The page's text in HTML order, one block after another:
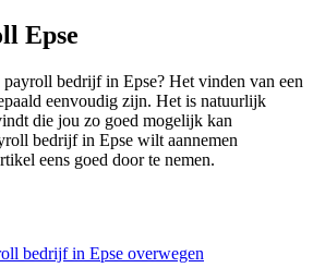
Epse
bedrijf in Epse? Het vinden van een
eenvoudig zijn. Het is natuurlijk
die jou zo goed mogelijk kan
bedrijf in Epse wilt aannemen
eens goed door te nemen.
bedrijf in Epse overwegen